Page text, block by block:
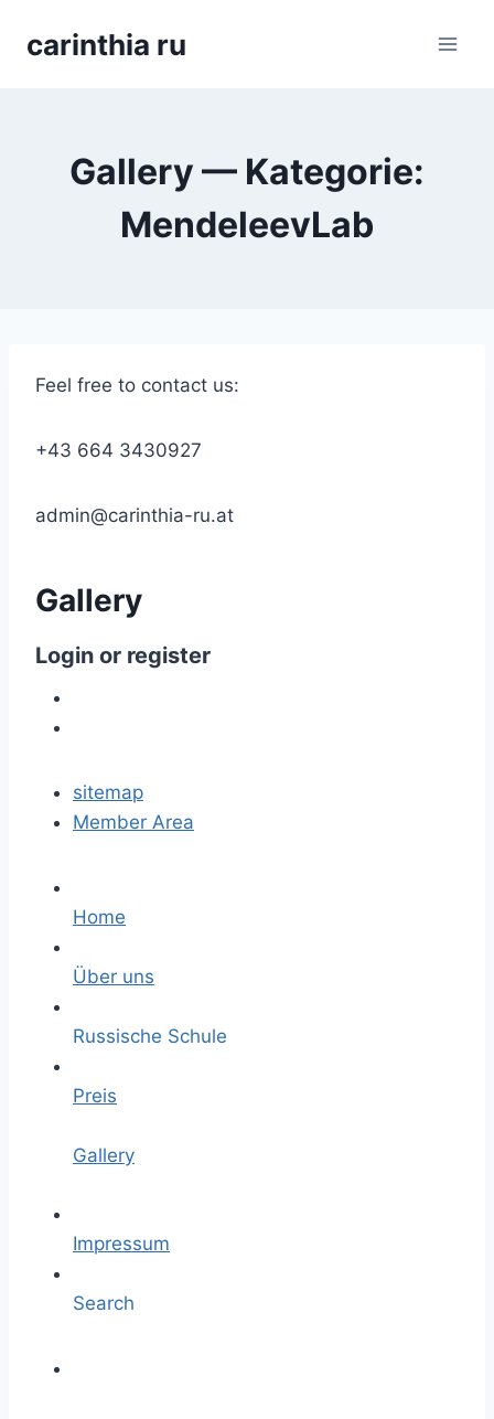
carinthia ru
Gallery — Kategorie:
MendeleevLab
Feel free to contact us:
+43 664 3430927
admin@carinthia-ru.at
Gallery
Login or register
sitemap
Member Area
Home
Über uns
Russische Schule
Preis
Gallery
Impressum
Search